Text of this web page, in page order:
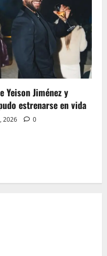
Yeison Jiménez y
estrenarse en vida
2026 0